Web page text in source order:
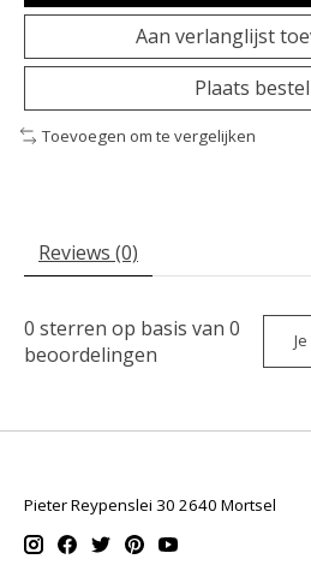
Aan verlanglijst
Plaats
Toevoegen om te vergelijken
Reviews (0)
0 sterren op basis van 0
beoordelingen
Pieter Reypenslei 30 2640 Mortsel